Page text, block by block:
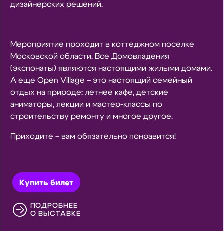
дизайнерских решений.
Мероприятие проходит в коттеджном поселке
Московской области. Все Домовладения
(экспонаты) являются настоящими жилыми домами.
А еще Open Village – это настоящий семейный
отдых на природе: летнее кафе, детские
аниматоры, лекции и мастер-классы по
строительству ремонту и многое другое.
Приходите – вам обязательно понравится!
Купить билет
ПОДРОБНЕЕ
О ВЫСТАВКЕ